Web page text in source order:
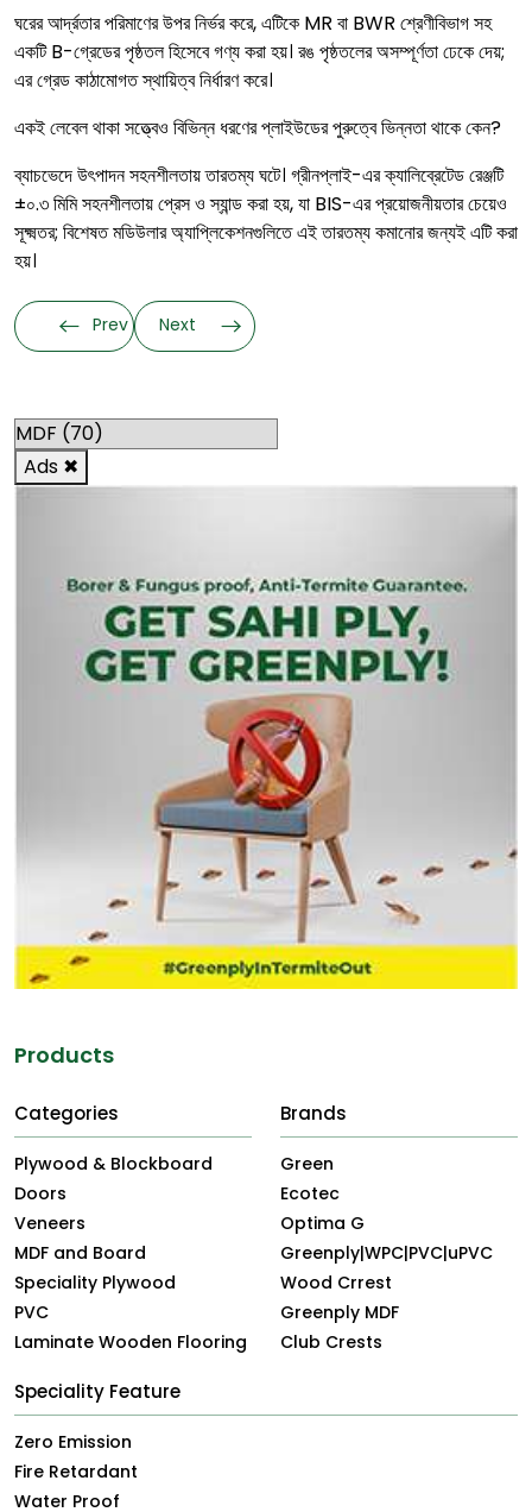
ঘরের আর্দ্রতার পরিমাণের উপর নির্ভর করে, এটিকে MR বা BWR শ্রেণীবিভাগ সহ
একটি B-গ্রেডের পৃষ্ঠতল হিসেবে গণ্য করা হয়। রঙ পৃষ্ঠতলের অসম্পূর্ণতা ঢেকে দেয়;
এর গ্রেড কাঠামোগত স্থায়িত্ব নির্ধারণ করে।
একই লেবেল থাকা সত্ত্বেও বিভিন্ন ধরণের প্লাইউডের পুরুত্বে ভিন্নতা থাকে কেন?
ব্যাচভেদে উৎপাদন সহনশীলতায় তারতম্য ঘটে। গ্রীনপ্লাই-এর ক্যালিব্রেটেড রেঞ্জটি
±০.৩ মিমি সহনশীলতায় প্রেস ও স্যান্ড করা হয়, যা BIS-এর প্রয়োজনীয়তার চেয়েও
সূক্ষ্মতর; বিশেষত মডিউলার অ্যাপ্লিকেশনগুলিতে এই তারতম্য কমানোর জন্যই এটি করা
হয়।
Prev Next
Ads ✖
Products
Categories
Plywood & Blockboard
Doors
Veneers
MDF and Board
Speciality Plywood
PVC
Laminate Wooden Flooring
Brands
Green
Ecotec
Optima G
Greenply|WPC|PVC|uPVC
Wood Crrest
Greenply MDF
Club Crests
Speciality Feature
Zero Emission
Fire Retardant
Water Proof